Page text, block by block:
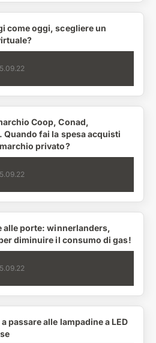
come oggi, scegliere un
Coop, Conad,
fai la spesa acquisti
privato?
alle porte: winnerlanders,
diminuire il consumo di gas!
passare alle lampadine a LED